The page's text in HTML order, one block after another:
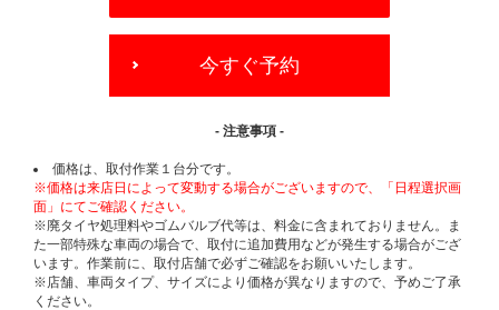
OPTIONS
今すぐ予約
- 注意事項 -
価格は、取付作業１台分です。
※価格は来店日によって変動する場合がございますので、「日程選択画
面」にてご確認ください。
※廃タイヤ処理料やゴムバルブ代等は、料金に含まれておりません。ま
た一部特殊な車両の場合で、取付に追加費用などが発生する場合がござ
います。作業前に、取付店舗で必ずご確認をお願いいたします。
※店舗、車両タイプ、サイズにより価格が異なりますので、予めご了承
ください。